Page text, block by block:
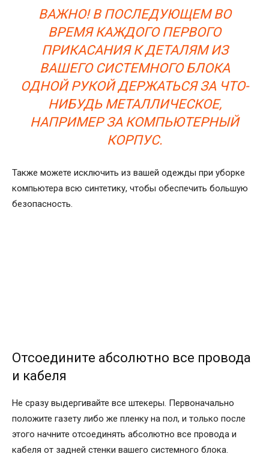
ВАЖНО! В ПОСЛЕДУЮЩЕМ ВО
ВРЕМЯ КАЖДОГО ПЕРВОГО
ПРИКАСАНИЯ К ДЕТАЛЯМ ИЗ
ВАШЕГО СИСТЕМНОГО БЛОКА
ОДНОЙ РУКОЙ ДЕРЖАТЬСЯ ЗА ЧТО-
НИБУДЬ МЕТАЛЛИЧЕСКОЕ,
НАПРИМЕР ЗА КОМПЬЮТЕРНЫЙ
КОРПУС.
Также можете исключить из вашей одежды при уборке
компьютера всю синтетику, чтобы обеспечить большую
безопасность.
Отсоедините абсолютно все провода
и кабеля
Не сразу выдергивайте все штекеры. Первоначально
положите газету либо же пленку на пол, и только после
этого начните отсоединять абсолютно все провода и
кабеля от задней стенки вашего системного блока.